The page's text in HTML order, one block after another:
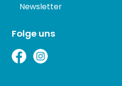
Newsletter
Folge uns